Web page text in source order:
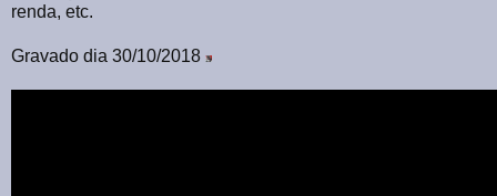
renda, etc.
Gravado dia 30/10/2018